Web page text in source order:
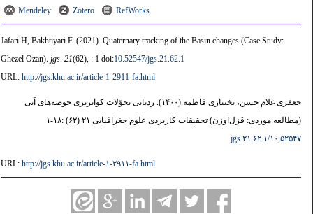
Mendeley
Zotero RefWorks
Jafari H, Bakhtiyari F.(2021).Quaternary tracking of the Basin changes (Case Study:
Ghezel Ozan).jgs.21(62) , : 1 doi:10.52547/jgs.21.62.1
URL:http://jgs.khu.ac.ir/article-1-2911-fa.html
جعفری غلام حسن، بختیاری فاطمه.(۱۴۰۰).
ردیابی تحوّلات کواترنری حوضه‌های آبی
(مطالعه موردی: قزل‌اوزن) تحقیقات کاربردی علوم جغرافیایی ۲۱ (۶۲) :۱۸-۱
۱۰,۵۲۵۴۷/jgs.۲۱.۶۲.۱
URL:http://jgs.khu.ac.ir/article-۱-۲۹۱۱-fa.html